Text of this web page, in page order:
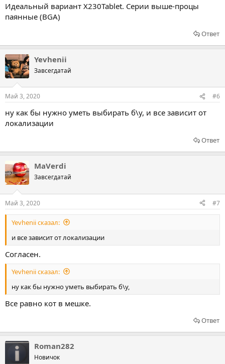
Идеальный вариант X230Tablet. Серии выше-процы
паянные (BGA)
Ответ
Yevhenii
Завсегдатай
Май 3, 2020 #6
ну как бы нужно уметь выбирать б\у, и все зависит от
локализации
Ответ
MaVerdi
Завсегдатай
Май 3, 2020 #7
Yevhenii сказал:
и все зависит от локализации
Согласен.
Yevhenii сказал:
ну как бы нужно уметь выбирать б\у,
Все равно кот в мешке.
Ответ
Roman282
Новичок